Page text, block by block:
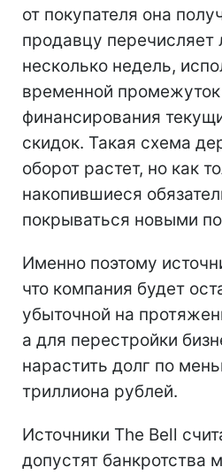
от покупателя она
продавцу перечисляет
несколько недель,
временной
финансирования
скидок. Такая схема
оборот растет, но как
накопившиеся
покрываться новыми
Именно поэтому
что компания будет
убыточной на
а для перестройки
нарастить долг по
триллиона рублей.
Источники The Bell
допустят банкротства